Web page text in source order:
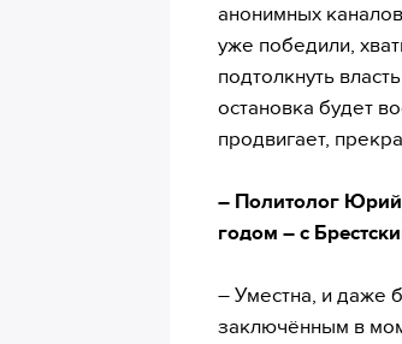
анонимных
уже победили,
подтолкнуть
остановка будет
продвигает,
– Политолог
годом – с
– Уместна, и даже
заключённым в